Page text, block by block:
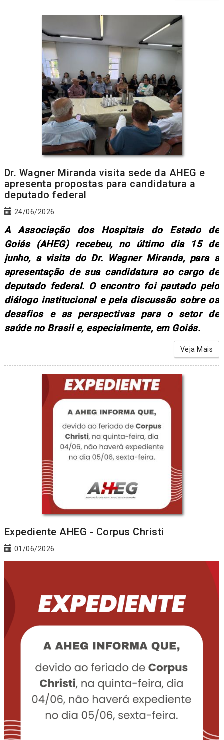
Dr. Wagner Miranda visita sede da AHEG e
apresenta propostas para candidatura a
deputado federal
24/06/2026
A Associação dos Hospitais do Estado de
Goiás (AHEG) recebeu, no último dia 15 de
junho, a visita do Dr. Wagner Miranda, para a
apresentação de sua candidatura ao cargo de
deputado federal. O encontro foi pautado pelo
diálogo institucional e pela discussão sobre os
desafios e as perspectivas para o setor de
saúde no Brasil e, especialmente, em Goiás.
Veja Mais
Expediente AHEG - Corpus Christi
01/06/2026